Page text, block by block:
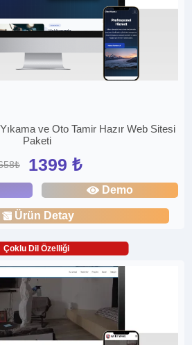
ve Oto Tamir Hazır Web Sitesi
Paketi
1399 ₺
Demo
Ürün Detay
Çoklu Dil Özelliği